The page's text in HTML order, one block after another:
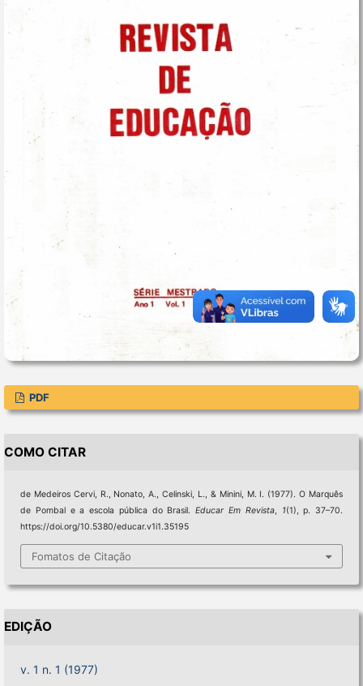
PDF
COMO CITAR
de Medeiros Cervi, R., Nonato, A., Celinski, L., & Minini, M. I. (1977). O Marquês
de Pombal e a escola pública do Brasil.Educar Em Revista, 1(1), p. 37–70.
https://doi.org/10.5380/educar.v1i1.35195
Fomatos de Citação
EDIÇÃO
v. 1 n. 1 (1977)